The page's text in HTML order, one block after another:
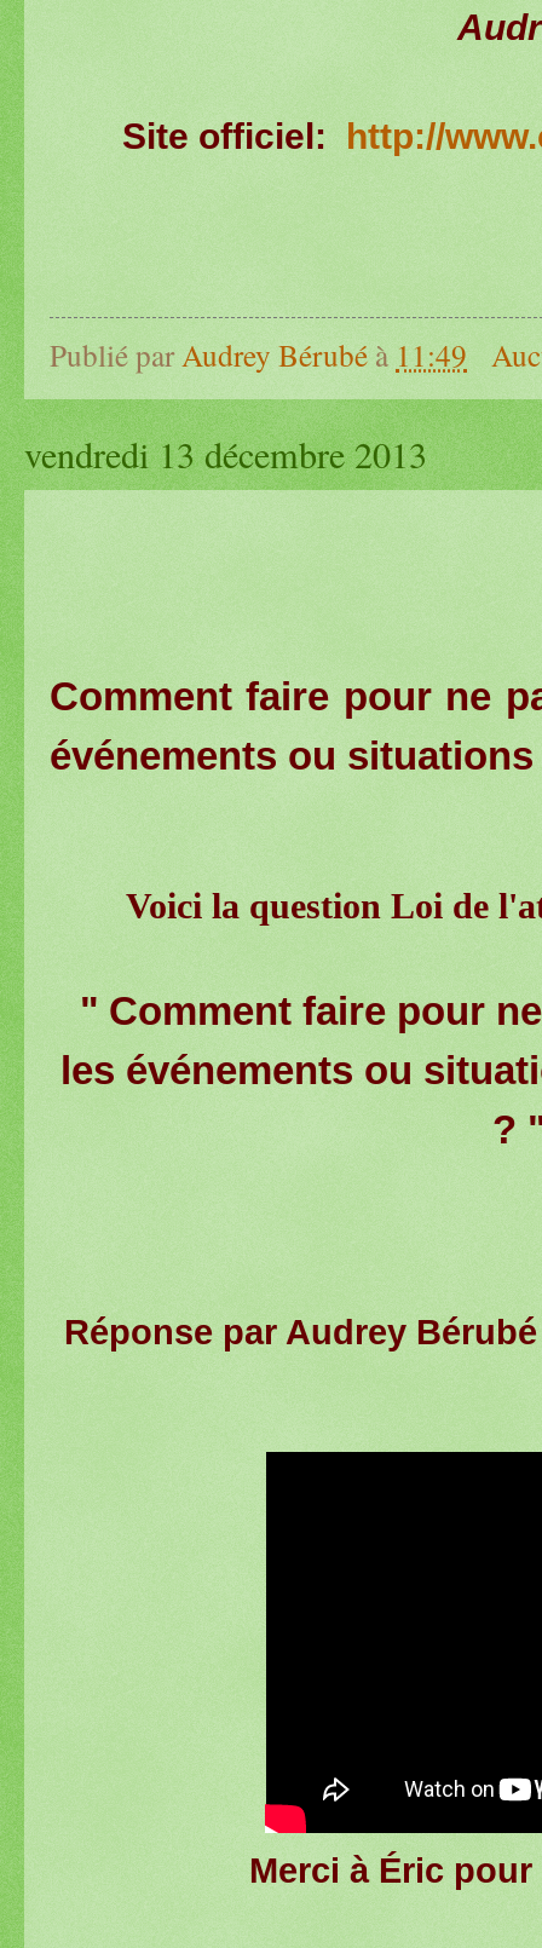
Site officiel: http://
Publié parAudrey Bérubé à 11:49
vendredi 13 décembre 2013
Comment faire pour ne
événements ou
Voici la question Loi de
" Comment faire pour
les événements ou
?
Réponse par Audrey
Merci à Éric